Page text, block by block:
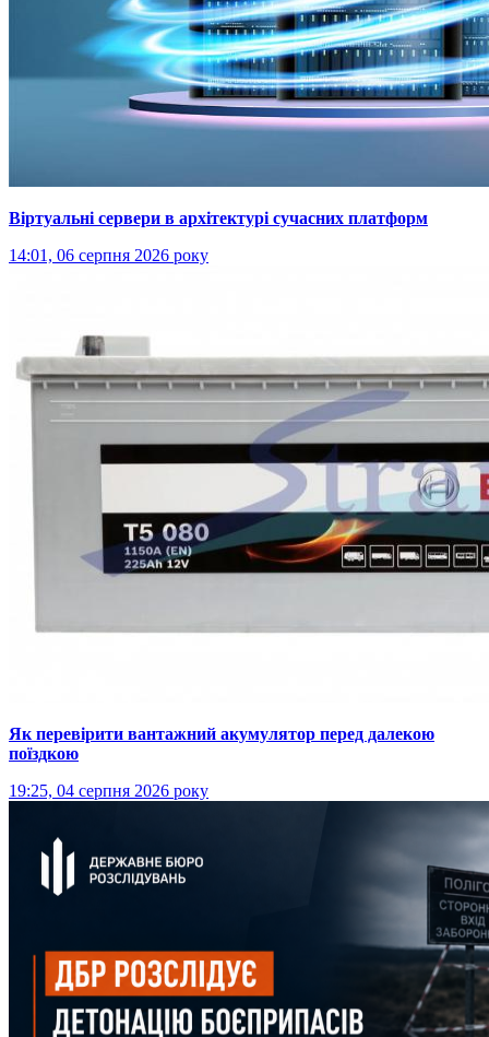
Віртуальні сервери в архітектурі сучасних платформ
14:01, 06 серпня 2026 року
Як перевірити вантажний акумулятор перед далекою
поїздкою
19:25, 04 серпня 2026 року